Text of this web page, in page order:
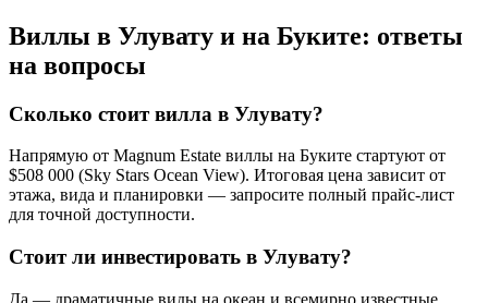
Виллы в Улувату и на Буките: ответы
на вопросы
Сколько стоит вилла в Улувату?
Напрямую от Magnum Estate виллы на Буките стартуют от
$508 000 (Sky Stars Ocean View). Итоговая цена зависит от
этажа, вида и планировки — запросите полный прайс-лист
для точной доступности.
Стоит ли инвестировать в Улувату?
Да — драматичные виды на океан и всемирно известные